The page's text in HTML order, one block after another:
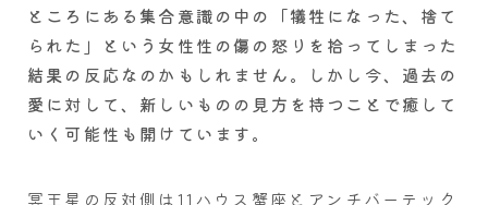
ところにある集合意識の中の「犠牲になった、捨て
られた」という女性性の傷の怒りを拾ってしまった
結果の反応なのかもしれません。しかし今、過去の
愛に対して、新しいものの見方を持つことで癒して
いく可能性も開けています。
冥王星の反対側は11ハウス蟹座とアンチバーテック